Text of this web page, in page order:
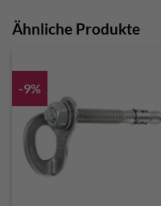
Ähnliche Produkte
-9%